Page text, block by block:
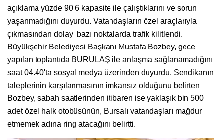
açıklama yüzde 90,6 kapasite ile çalıştıklarını ve sorun
yaşanmadığını duyurdu. Vatandaşların özel araçlarıyla
çıkmasından dolayı bazı noktalarda trafik kilitlendi.
Büyükşehir Belediyesi Başkanı Mustafa Bozbey, gece
yapılan toplantıda BURULAŞ ile anlaşma sağlanamadığını
saat 04.40'ta sosyal medya üzerinden duyurdu. Sendikanın
taleplerinin karşılanmasının imkansız olduğunu belirten
Bozbey, sabah saatlerinden itibaren ise yaklaşık bin 500
adet özel halk otobüsünün, Bursalı vatandaşları mağdur
etmemek adına ring atacağını belirtti.